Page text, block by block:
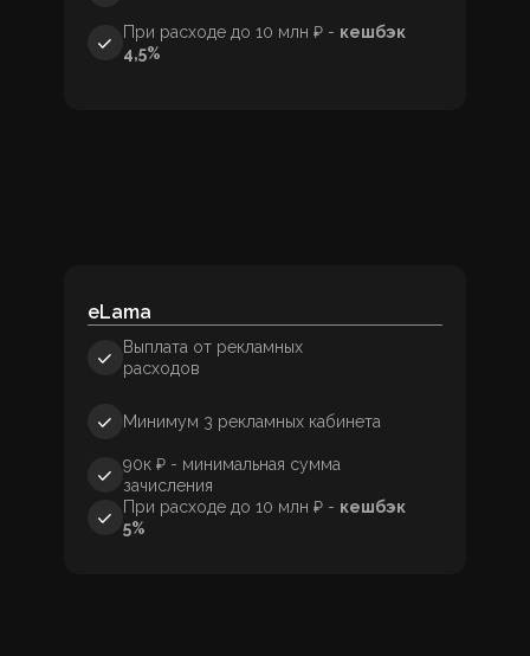
eLama
Выплата от рекламных
расходов
Минимум 3 рекламных кабинета
90к ₽ - минимальная сумма
зачисления
При расходе до 10 млн ₽ - кешбэк
5%
При расходе до 10 млн ₽ - кешбэк
4,5%